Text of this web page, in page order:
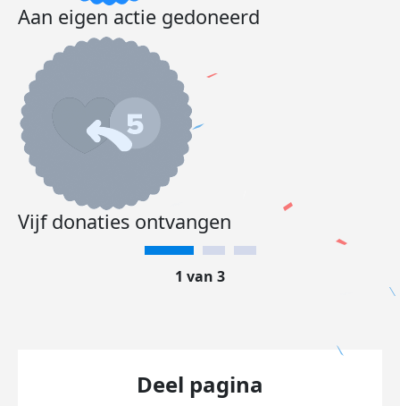
Aan eigen actie gedoneerd
Vijf donaties ontvangen
1 van 3
Deel pagina